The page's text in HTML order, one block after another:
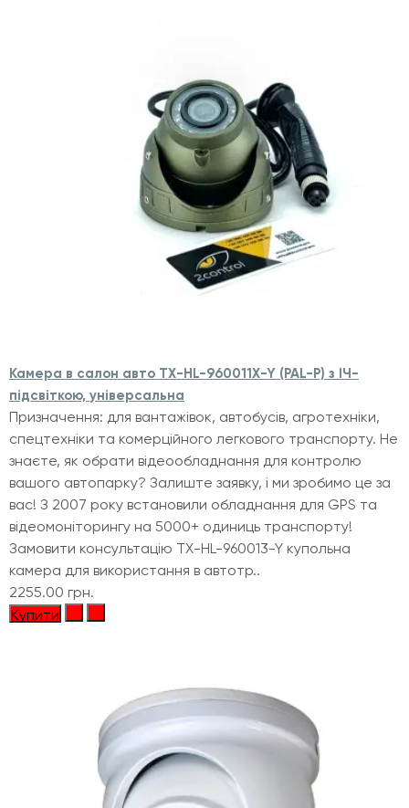
Камера в салон авто TX-HL-960011X-Y (PAL-P) з ІЧ-
підсвіткою, універсальна
Призначення: для вантажівок, автобусів, агротехніки,
спецтехніки та комерційного легкового транспорту. Не
знаєте, як обрати відеообладнання для контролю
вашого автопарку? Залиште заявку, і ми зробимо це за
вас! З 2007 року встановили обладнання для GPS та
відеомоніторингу на 5000+ одиниць транспорту!
Замовити консультацію TX-HL-960013-Y купольна
камера для використання в автотр..
2255.00 грн.
Купити